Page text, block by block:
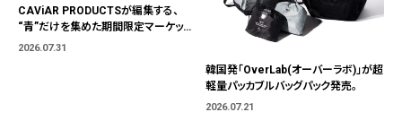
CAViAR PRODUCTSが編集する、
“青”だけを集めた期間限定マーケット
「BLUE MARKET」が横浜に。ブランド
2026.07.31
韓国発「OverLab(オーバーラボ)」が超
軽量パッカブルバッグパック発売。
2026.07.21